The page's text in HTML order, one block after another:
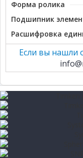
Форма ролика
Подшипник
Расшифровка
Если вы нашли